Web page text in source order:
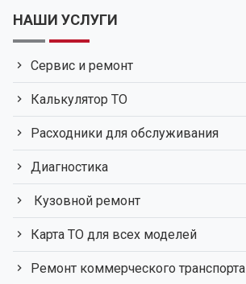
НАШИ УСЛУГИ
Сервис и ремонт
Калькулятор ТО
Расходники для обслуживания
Диагностика
Кузовной ремонт
Карта ТО для всех моделей
Ремонт коммерческого транспорта